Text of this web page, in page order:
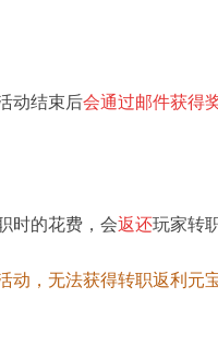
动结束后会通过邮件获得
时的花费，会返还玩家转
动，无法获得转职返利元